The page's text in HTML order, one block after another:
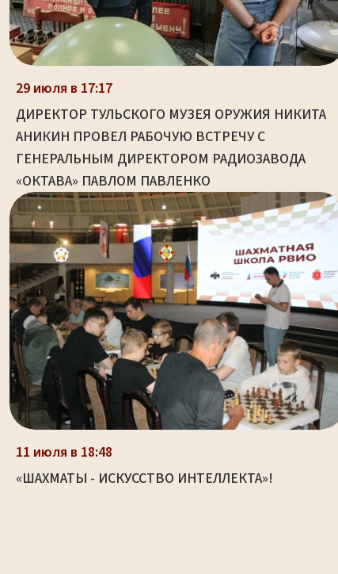
29 июля в 17:17
ДИРЕКТОР ТУЛЬСКОГО МУЗЕЯ ОРУЖИЯ НИКИТА
АНИКИН ПРОВЕЛ РАБОЧУЮ ВСТРЕЧУ С
ГЕНЕРАЛЬНЫМ ДИРЕКТОРОМ РАДИОЗАВОДА
«ОКТАВА» ПАВЛОМ ПАВЛЕНКО
11 июля в 18:48
«ШАХМАТЫ - ИСКУССТВО ИНТЕЛЛЕКТА»!